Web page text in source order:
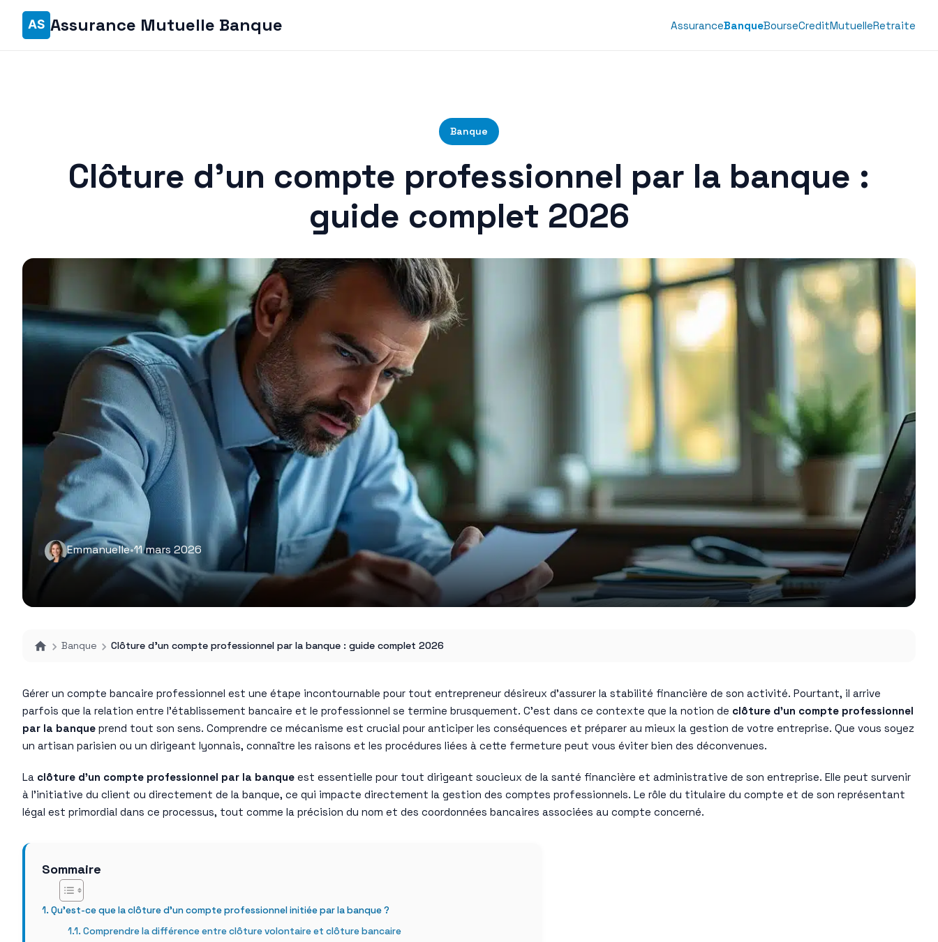
Assurance Mutuelle Banque AssuranceBanqueBourseCreditMutuelleRetraite
Banque
Clôture d’un compte professionnel par la banque :
guide complet 2026
Emmanuelle•11 mars 2026
Banque Clôture d’un compte professionnel par la banque : guide complet 2026
Gérer un compte bancaire professionnel est une étape incontournable pour tout entrepreneur désireux d’assurer la stabilité financière de son activité. Pourtant, il arrive
parfois que la relation entre l’établissement bancaire et le professionnel se termine brusquement. C’est dans ce contexte que la notion de clôture d’un compte professionnel
par la banque prend tout son sens. Comprendre ce mécanisme est crucial pour anticiper les conséquences et préparer au mieux la gestion de votre entreprise. Que vous soyez
un artisan parisien ou un dirigeant lyonnais, connaître les raisons et les procédures liées à cette fermeture peut vous éviter bien des déconvenues.
La clôture d’un compte professionnel par la banque est essentielle pour tout dirigeant soucieux de la santé financière et administrative de son entreprise. Elle peut survenir
à l’initiative du client ou directement de la banque, ce qui impacte directement la gestion des comptes professionnels. Le rôle du titulaire du compte et de son représentant
légal est primordial dans ce processus, tout comme la précision du nom et des coordonnées bancaires associées au compte concerné.
Sommaire
Qu’est-ce que la clôture d’un compte professionnel initiée par la banque ?
Comprendre la différence entre clôture volontaire et clôture bancaire